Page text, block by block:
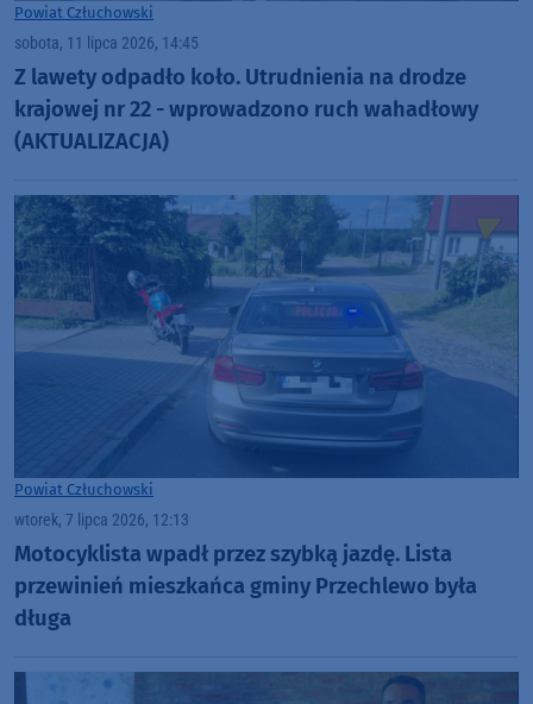
Powiat Człuchowski
sobota, 11 lipca 2026, 14:45
Z lawety odpadło koło. Utrudnienia na drodze
krajowej nr 22 - wprowadzono ruch wahadłowy
(AKTUALIZACJA)
Powiat Człuchowski
wtorek, 7 lipca 2026, 12:13
Motocyklista wpadł przez szybką jazdę. Lista
przewinień mieszkańca gminy Przechlewo była
długa